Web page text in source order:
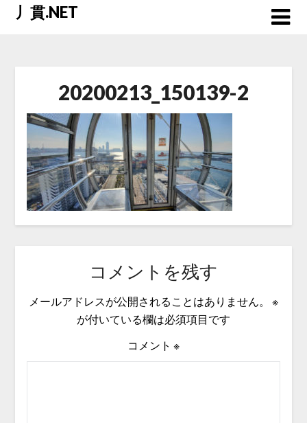
Skip丿貫.NET
20200213_150139-2
コメントを残す
メールアドレスが公開されることはありません。
※
が付いている欄は必須項目です
コメント ※